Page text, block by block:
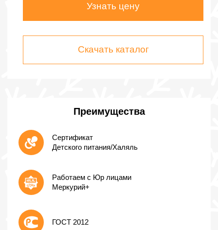
Узнать цену
Скачать каталог
Преимущества
Сертификат
Детского питания/Халяль
Работаем с Юр лицами
Меркурий+
ГОСТ 2012